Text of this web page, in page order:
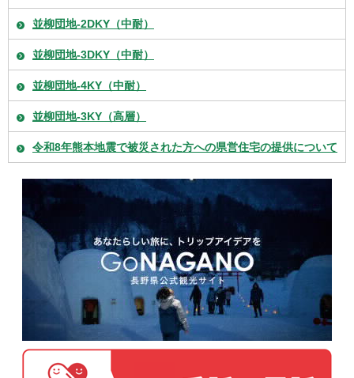
並柳団地-2DKY（中耐）
並柳団地-3DKY（中耐）
並柳団地-4KY（中耐）
並柳団地-3KY（高層）
令和8年熊本地震で被災された方への県営住宅の提供について